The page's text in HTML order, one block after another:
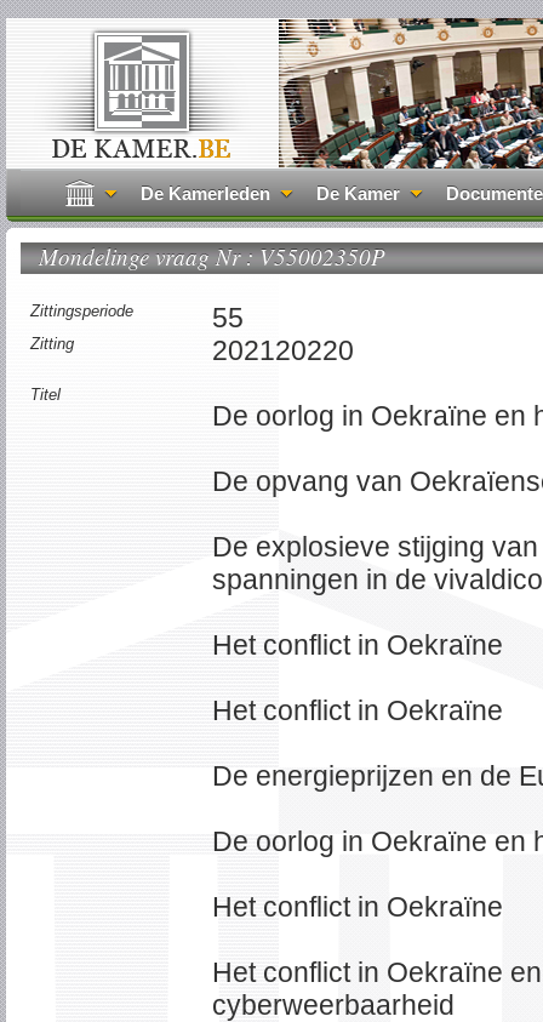
De Kamerleden De Kamer
Mondelinge vraag Nr : V55002350P
Zittingsperiode 55
Zitting 202120220
Titel
De oorlog in Oekraïne en
De opvang van
De explosieve stijging
spanningen in de
Het conflict in Oekraïne
Het conflict in Oekraïne
De energieprijzen en de
De oorlog in Oekraïne en
Het conflict in Oekraïne
Het conflict in Oekraïne
cyberweerbaarheid